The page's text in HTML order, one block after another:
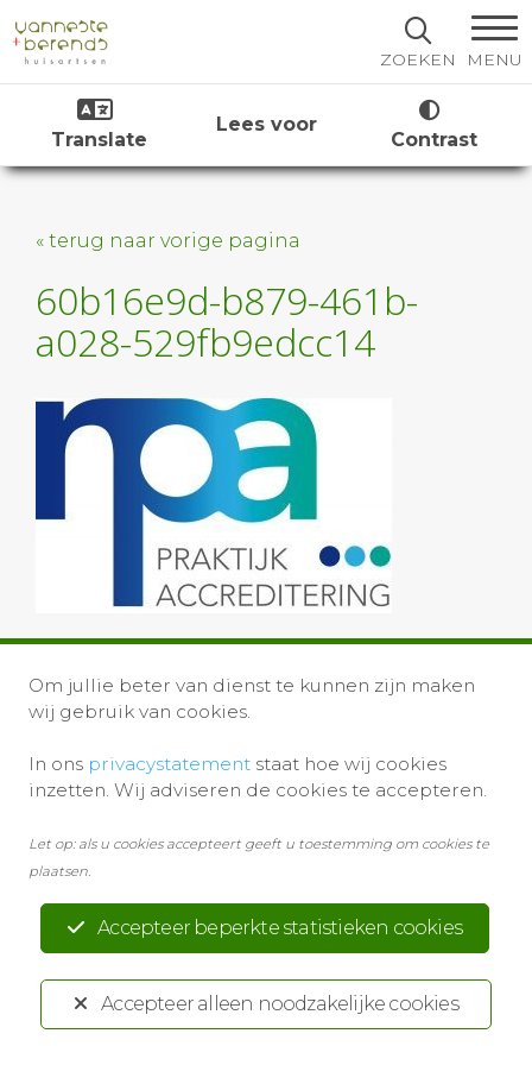
ZOEKEN MENU
Translate
Lees voor
Contrast
« terug naar vorige pagina
60b16e9d-b879-461b-
a028-529fb9edcc14
Accepteer alleen noodzakelijke cookies
Accepteer beperkte statistieken cookies
Om jullie beter van dienst te kunnen zijn maken
wij gebruik van cookies.
In ons privacystatement staat hoe wij cookies
inzetten. Wij adviseren de cookies te accepteren.
Let op: als u cookies accepteert geeft u toestemming om cookies te
plaatsen.